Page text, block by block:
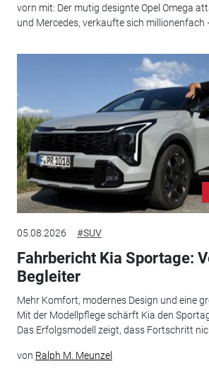
vorn mit: Der mutig designte Opel Omega
und Mercedes, verkaufte sich millionenfach
05.08.2026 #SUV
Fahrbericht Kia Sportage:
Begleiter
Mehr Komfort, modernes Design und eine
Mit der Modellpflege schärft Kia den
Das Erfolgsmodell zeigt, dass Fortschritt
von Ralph M. Meunzel